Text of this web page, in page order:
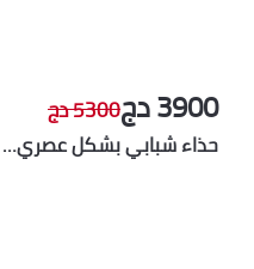
3900 دج 5300 دج
حذاء شبابي بشكل عصري…